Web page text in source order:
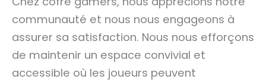
communauté et nous nous engageons à
assurer sa satisfaction. Nous nous efforçons
de maintenir un espace convivial et
accessible où les joueurs peuvent